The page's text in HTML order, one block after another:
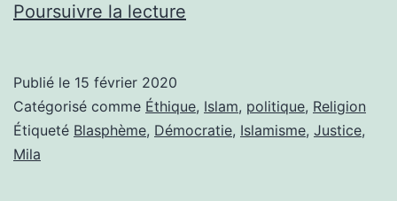
Poursuivre la lecture
NOT
TO
Publié le 15 février 2020
Catégorisé comme Éthique, Islam, politique, Religion
Étiqueté Blasphème, Démocratie, Islamisme, Justice,
Mila